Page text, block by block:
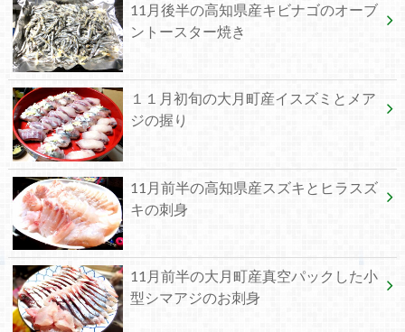
11月後半の高知県産キビナゴのオーブ
ントースター焼き
１１月初旬の大月町産イスズミとメア
ジの握り
11月前半の高知県産スズキとヒラスズ
キの刺身
11月前半の大月町産真空パックした小
型シマアジのお刺身